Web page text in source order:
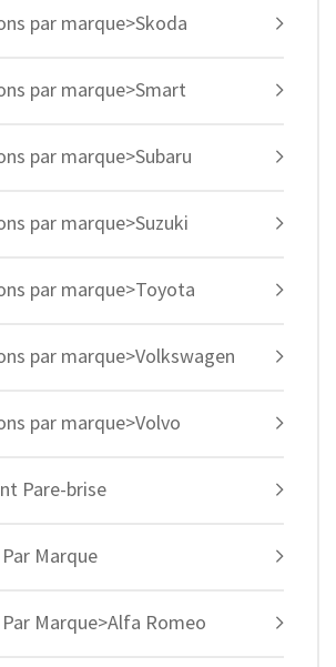
par marque>Skoda
par marque>Smart
par marque>Subaru
par marque>Suzuki
par marque>Toyota
par marque>Volkswagen
par marque>Volvo
Pare-brise
Marque
Marque>Alfa Romeo